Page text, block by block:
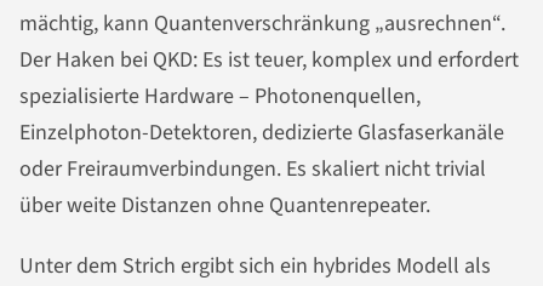
mächtig, kann Quantenverschränkung „ausrechnen“.
Der Haken bei QKD: Es ist teuer, komplex und erfordert
spezialisierte Hardware – Photonenquellen,
Einzelphoton-Detektoren, dedizierte Glasfaserkanäle
oder Freiraumverbindungen. Es skaliert nicht trivial
über weite Distanzen ohne Quantenrepeater.
Unter dem Strich ergibt sich ein hybrides Modell als